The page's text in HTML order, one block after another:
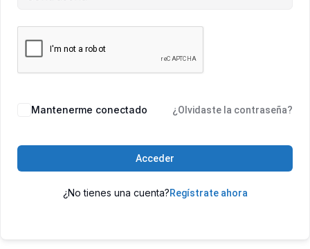
Mantenerme conectado ¿Olvidaste la contraseña?
Acceder
¿No tienes una cuenta?Regístrate ahora